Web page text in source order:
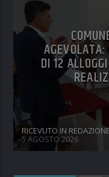
DI 12
RICEVUTO IN
5 AGOSTO 2026